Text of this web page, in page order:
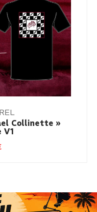
Collinette »
V1